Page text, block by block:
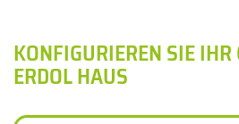
KONFIGURIEREN SIE IHR
ERDOL HAUS